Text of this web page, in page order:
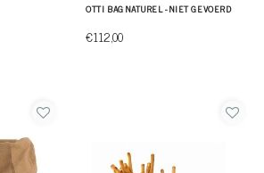
OTTI BAG NATUREL - NIET GEVOERD
€112,00